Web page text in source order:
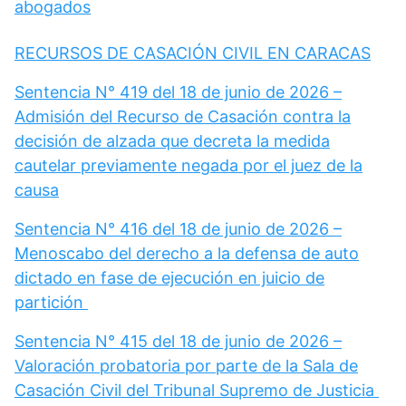
abogados
RECURSOS DE CASACIÓN CIVIL EN CARACAS
Sentencia N° 419 del 18 de junio de 2026 –
Admisión del Recurso de Casación contra la
decisión de alzada que decreta la medida
cautelar previamente negada por el juez de la
causa
Sentencia N° 416 del 18 de junio de 2026 –
Menoscabo del derecho a la defensa de auto
dictado en fase de ejecución en juicio de
partición
Sentencia N° 415 del 18 de junio de 2026 –
Valoración probatoria por parte de la Sala de
Casación Civil del Tribunal Supremo de Justicia